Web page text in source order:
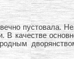
пустовала.
качестве